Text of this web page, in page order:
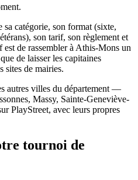
catégorie, son format (sixte,
son tarif, son règlement et
de rassembler à Athis-Mons un
de laisser les capitaines
sites de mairies.
autres villes du département —
Massy, Sainte-Geneviève-
PlayStreet, avec leurs propres
tournoi de